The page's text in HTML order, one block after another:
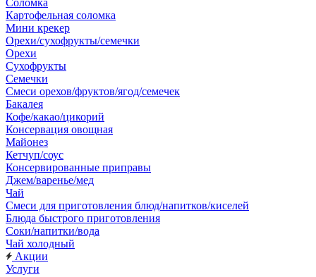
Соломка
Картофельная соломка
Мини крекер
Орехи/сухофрукты/семечки
Орехи
Сухофрукты
Семечки
Смеси орехов/фруктов/ягод/семечек
Бакалея
Кофе/какао/цикорий
Консервация овощная
Майонез
Кетчуп/соус
Консервированные приправы
Джем/варенье/мед
Чай
Смеси для приготовления блюд/напитков/киселей
Блюда быстрого приготовления
Соки/напитки/вода
Чай холодный
Акции
Услуги